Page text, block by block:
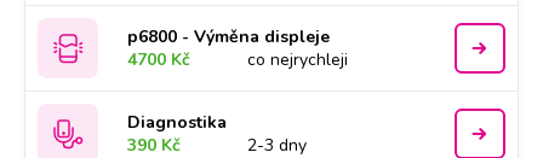
p6800 - Výměna displeje
4700 Kč
co nejrychleji
Diagnostika
390 Kč
2-3 dny